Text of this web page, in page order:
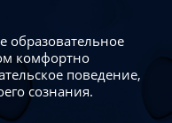
образовательное
комфортно
поведение,
сознания.